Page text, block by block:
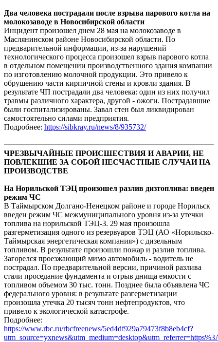
Два человека пострадали после взрыва парового котла на
молокозаводе в Новосибирской области
Инцидент произошел днем 28 мая на молокозаводе в
Маслянинском районе Новосибирской области. По
предварительной информации, из-за нарушений
технологического процесса произошел взрыв парового котла
в отдельном помещении производственного здания компании
по изготовлению молочной продукции. Это привело к
обрушению части кирпичной стены и кровли здания. В
результате ЧП пострадали два человека: один из них получил
травмы различного характера, другой - ожоги. Пострадавшие
были госпитализированы. Завал стен был ликвидирован
самостоятельно силами предприятия.
Подробнее: https://sibkray.ru/news/8/935732/
ЧРЕЗВЫЧАЙНЫЕ ПРОИСШЕСТВИЯ И АВАРИИ, НЕ
ПОВЛЕКШИЕ ЗА СОБОЙ НЕСЧАСТНЫЕ СЛУЧАИ НА
ПРОИЗВОДСТВЕ
На Норильской ТЭЦ произошел разлив дизтоплива: введен
режим ЧС
В Таймырском Долгано-Ненецком районе и городе Норильск
введен режим ЧС межмуниципального уровня из-за утечки
топлива на норильской ТЭЦ-3. 29 мая произошла
разгерметизация одного из резервуаров ТЭЦ (АО «Норильско-
Таймырская энергетическая компания») с дизельным
топливом. В результате произошли пожар и разлив топлива.
Загорелся проезжающий мимо автомобиль - водитель не
пострадал. По предварительной версии, причиной разлива
стали проседание фундамента и отрыв днища емкости с
топливом объемом 30 тыс. тонн. Позднее была объявлена ЧС
федерального уровня: в результате разгерметизации
произошла утечка 20 тысяч тонн нефтепродуктов, что
привело к экологической катастрофе.
Подробнее:
https://www.rbc.ru/rbcfreenews/5ed4df929a79473f8b8eb4cf?